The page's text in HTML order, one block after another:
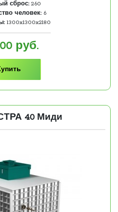
сброс: 260
человек: 6
1300x1300x2180
руб.
40 Миди